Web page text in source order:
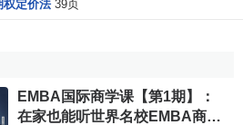
权定价法 39页
EMBA国际商学课【第1期】：
在家也能听世界名校EMBA商学